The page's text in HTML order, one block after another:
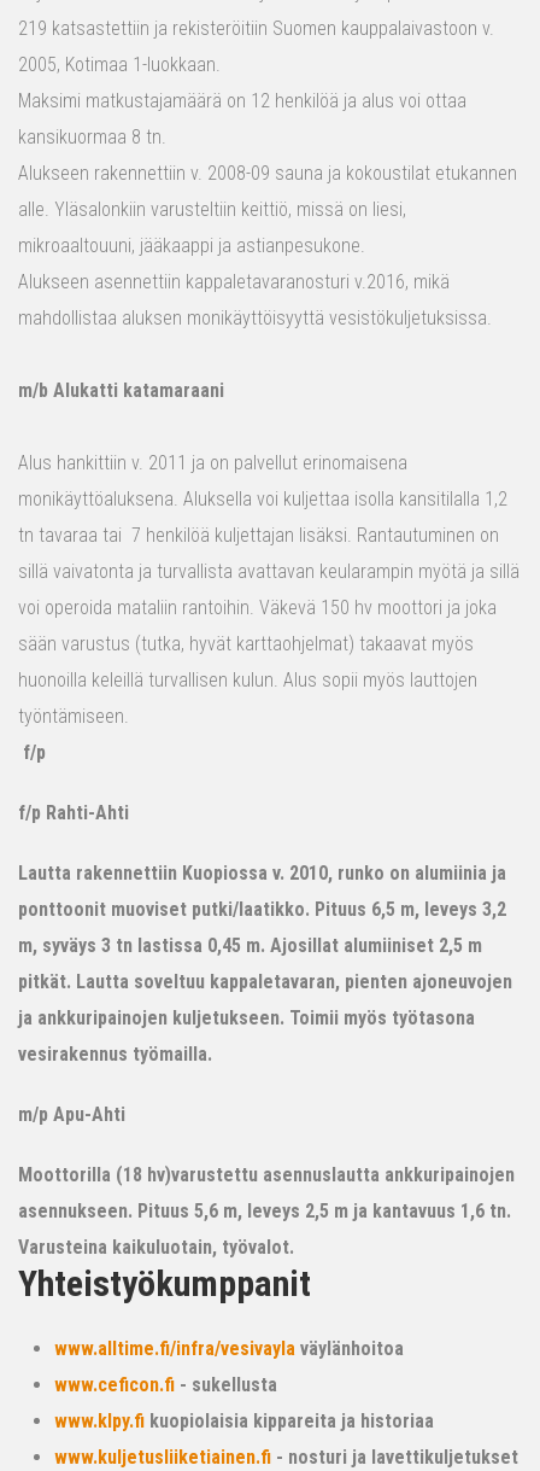
219 katsastettiin ja rekisteröitiin Suomen kauppalaivastoon v.
2005, Kotimaa 1-luokkaan.
Maksimi matkustajamäärä on 12 henkilöä ja alus voi ottaa
kansikuormaa 8 tn.
Alukseen rakennettiin v. 2008-09 sauna ja kokoustilat etukannen
alle. Yläsalonkiin varusteltiin keittiö, missä on liesi,
mikroaaltouuni, jääkaappi ja astianpesukone.
Alukseen asennettiin kappaletavaranosturi v.2016, mikä
mahdollistaa aluksen monikäyttöisyyttä vesistökuljetuksissa.
m/b Alukatti katamaraani
Alus hankittiin v. 2011 ja on palvellut erinomaisena
monikäyttöaluksena. Aluksella voi kuljettaa isolla kansitilalla 1,2
tn tavaraa tai 7 henkilöä kuljettajan lisäksi. Rantautuminen on
sillä vaivatonta ja turvallista avattavan keularampin myötä ja sillä
voi operoida mataliin rantoihin. Väkevä 150 hv moottori ja joka
sään varustus (tutka, hyvät karttaohjelmat) takaavat myös
huonoilla keleillä turvallisen kulun. Alus sopii myös lauttojen
työntämiseen.
f/p
f/p Rahti-Ahti
Lautta rakennettiin Kuopiossa v. 2010, runko on alumiinia ja
ponttoonit muoviset putki/laatikko. Pituus 6,5 m, leveys 3,2
m, syväys 3 tn lastissa 0,45 m. Ajosillat alumiiniset 2,5 m
pitkät. Lautta soveltuu kappaletavaran, pienten ajoneuvojen
ja ankkuripainojen kuljetukseen. Toimii myös työtasona
vesirakennus työmailla.
m/p Apu-Ahti
Moottorilla (18 hv)varustettu asennuslautta ankkuripainojen
asennukseen. Pituus 5,6 m, leveys 2,5 m ja kantavuus 1,6 tn.
Varusteina kaikuluotain, työvalot.
Yhteistyökumppanit
www.alltime.fi/infra/vesivayla väylänhoitoa
www.ceficon.fi - sukellusta
www.klpy.fi kuopiolaisia kippareita ja historiaa
www.kuljetusliiketiainen.fi - nosturi ja lavettikuljetukset